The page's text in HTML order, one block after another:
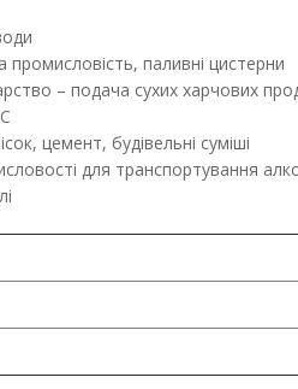
паливні цистерни
– подача сухих харчових
цемент, будівельні суміші
для транспортування